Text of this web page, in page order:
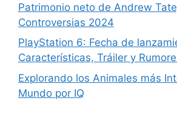
Patrimonio neto de Andrew
Controversias 2024
PlayStation 6: Fecha de
Características, Tráiler y
Explorando los Animales más
Mundo por IQ